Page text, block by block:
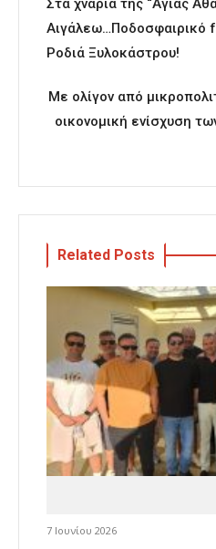
Στα χνάρια της “Αγίας
Αιγάλεω…Ποδοσφαιρικό
Ροδιά Ξυλοκάστρου!
Με ολίγον από
οικονομική ενίσχυση
Related Posts
7 Ιουνίου 2026